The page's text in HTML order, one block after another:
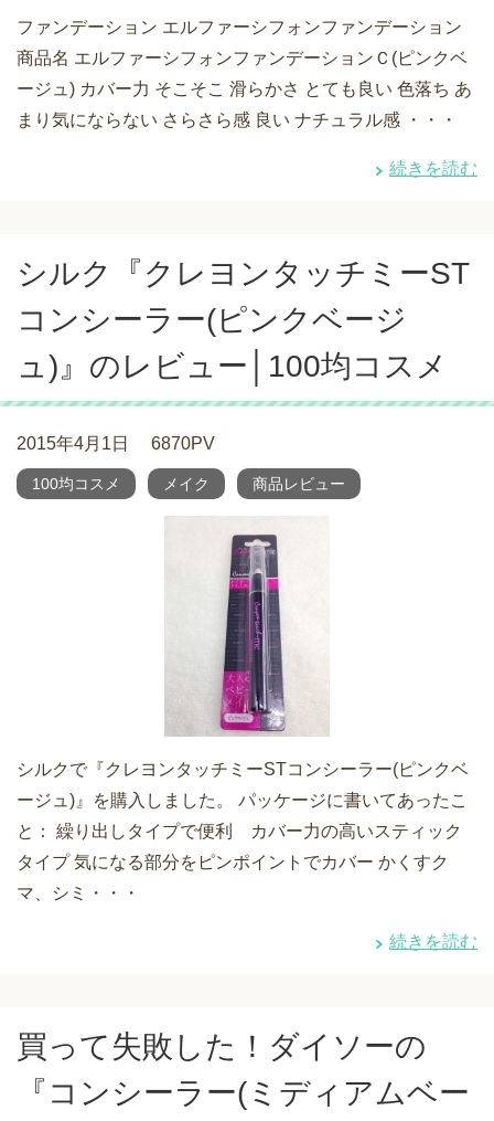
ファンデーション エルファーシフォンファンデーション
商品名 エルファーシフォンファンデーションＣ(ピンクベ
ージュ) カバー力 そこそこ 滑らかさ とても良い 色落ち あ
まり気にならない さらさら感 良い ナチュラル感 ・・・
続きを読む
シルク『クレヨンタッチミーST
コンシーラー(ピンクベージ
ュ)』のレビュー│100均コスメ
2015年4月1日 6870PV
100均コスメ メイク 商品レビュー
シルクで『クレヨンタッチミーSTコンシーラー(ピンクベ
ージュ)』を購入しました。 パッケージに書いてあったこ
と： 繰り出しタイプで便利 カバー力の高いスティック
タイプ 気になる部分をピンポイントでカバー かくすク
マ、シミ・・・
続きを読む
買って失敗した！ダイソーの
『コンシーラー(ミディアムベー